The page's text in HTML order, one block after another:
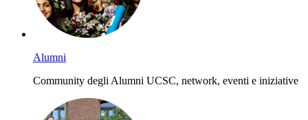
Alumni
Community degli Alumni UCSC, network, eventi e iniziative